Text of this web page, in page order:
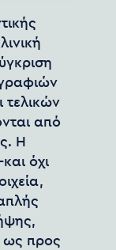
τελικών
από
Η
όχι
ως προς